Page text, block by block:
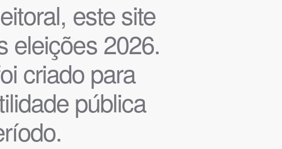
este site
eleições 2026.
criado para
pública